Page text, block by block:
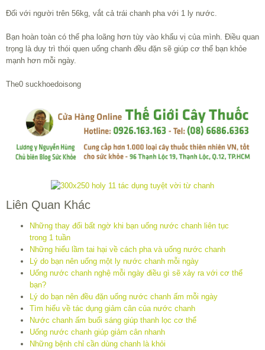
Đối với người trên 56kg, vắt cả trái chanh pha với 1 ly nước.
Bạn hoàn toàn có thể pha loãng hơn tùy vào khẩu vị của mình. Điều quan
trọng là duy trì thói quen uống chanh đều đặn sẽ giúp cơ thể bạn khỏe
mạnh hơn mỗi ngày.
The0 suckhoedoisong
Liên Quan Khác
Những thay đổi bất ngờ khi bạn uống nước chanh liên tục
trong 1 tuần
Những hiểu lầm tai hại về cách pha và uống nước chanh
Lý do bạn nên uống một ly nước chanh mỗi ngày
Uống nước chanh nghệ mỗi ngày điều gì sẽ xảy ra với cơ thể
bạn?
Lý do bạn nên đều đặn uống nước chanh ấm mỗi ngày
Tìm hiểu về tác dụng giảm cân của nước chanh
Nước chanh ấm buổi sáng giúp thanh lọc cơ thể
Uống nước chanh giúp giảm cân nhanh
Những bệnh chỉ cần dùng chanh là khỏi